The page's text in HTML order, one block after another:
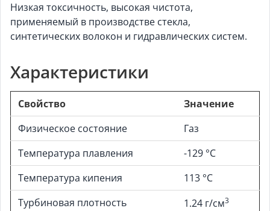
Низкая токсичность, высокая чистота,
применяемый в производстве стекла,
синтетических волокон и гидравлических систем.
Характеристики
Свойство
Значение
Физическое состояние
Газ
Температура плавления
-129 °C
Температура кипения
113 °C
Турбиновая плотность
1.24 г/см3